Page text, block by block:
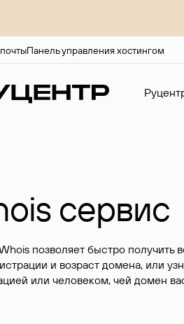
Панель управления хостингом
сервис
позволяет быстро
и возраст домена, или
или человеком, чей домен